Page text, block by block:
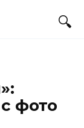
фото